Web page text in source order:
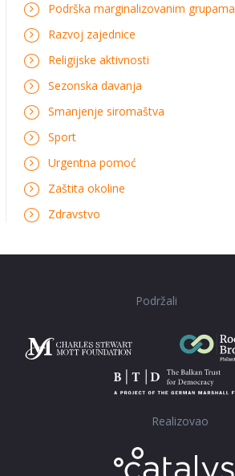
Podrška marginalizovanim grupama
Razvoj zajednice
Religijske aktivnosti
Sezonska davanja
Smanjenje siromaštva
Sport
Urgentna pomoć
Zaštita okoline
Zdravstvo
Podržali
Realizovao